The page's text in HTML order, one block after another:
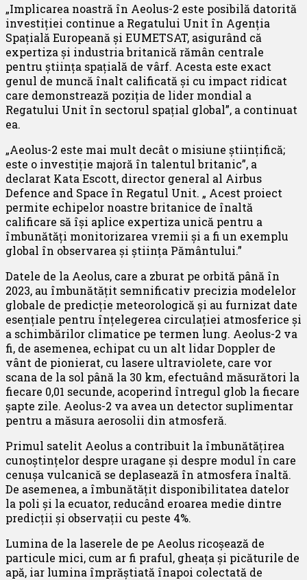
„Implicarea noastră în Aeolus-2 este posibilă datorită
investiției continue a Regatului Unit în Agenția
Spațială Europeană și EUMETSAT, asigurând că
expertiza și industria britanică rămân centrale
pentru știința spațială de vârf. Acesta este exact
genul de muncă înalt calificată și cu impact ridicat
care demonstrează poziția de lider mondial a
Regatului Unit în sectorul spațial global”, a continuat
ea.
„Aeolus-2 este mai mult decât o misiune științifică;
este o investiție majoră în talentul britanic”, a
declarat Kata Escott, director general al Airbus
Defence and Space în Regatul Unit. „ Acest proiect
permite echipelor noastre britanice de înaltă
calificare să își aplice expertiza unică pentru a
îmbunătăți monitorizarea vremii și a fi un exemplu
global în observarea și știința Pământului.”
Datele de la Aeolus, care a zburat pe orbită până în
2023, au îmbunătățit semnificativ precizia modelelor
globale de predicție meteorologică și au furnizat date
esențiale pentru înțelegerea circulației atmosferice și
a schimbărilor climatice pe termen lung. Aeolus-2 va
fi, de asemenea, echipat cu un alt lidar Doppler de
vânt de pionierat, cu lasere ultraviolete, care vor
scana de la sol până la 30 km, efectuând măsurători la
fiecare 0,01 secunde, acoperind întregul glob la fiecare
șapte zile. Aeolus-2 va avea un detector suplimentar
pentru a măsura aerosolii din atmosferă.
Primul satelit Aeolus a contribuit la îmbunătățirea
cunoștințelor despre uragane și despre modul în care
cenușa vulcanică se deplasează în atmosfera înaltă.
De asemenea, a îmbunătățit disponibilitatea datelor
la poli și la ecuator, reducând eroarea medie dintre
predicții și observații cu peste 4%.
Lumina de la laserele de pe Aeolus ricoșează de
particule mici, cum ar fi praful, gheața și picăturile de
apă, iar lumina împrăștiată înapoi colectată de